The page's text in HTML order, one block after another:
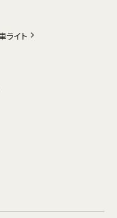
ライト